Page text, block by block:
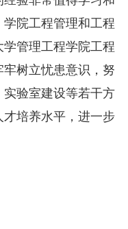
院工程管理和工程
管理工程学院工程
树立忧患意识，努
验室建设等若干方
培养水平，进一步